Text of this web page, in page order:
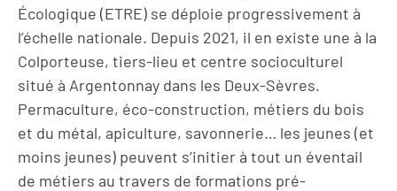
Écologique (ETRE) se déploie progressivement à
l’échelle nationale. Depuis 2021, il en existe une à la
Colporteuse, tiers-lieu et centre socioculturel
situé à Argentonnay dans les Deux-Sèvres.
Permaculture, éco-construction, métiers du bois
et du métal, apiculture, savonnerie… les jeunes (et
moins jeunes) peuvent s’initier à tout un éventail
de métiers au travers de formations pré-